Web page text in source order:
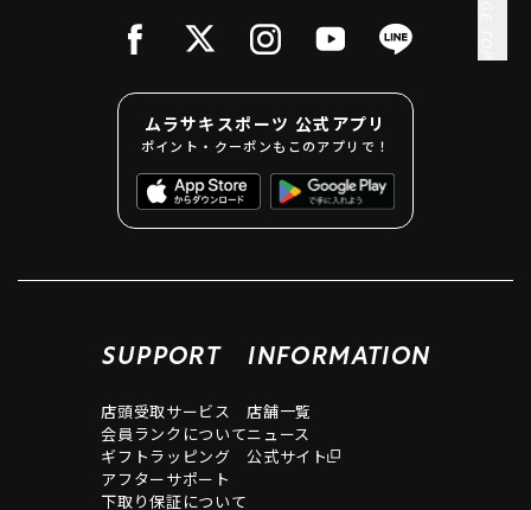
ムラサキスポーツ 公式アプリ
ポイント・クーポンもこのアプリで！
SUPPORT
店頭受取サービス
会員ランクについて
ギフトラッピング
アフターサポート
下取り保証について
INFORMATION
店舗一覧
ニュース
公式サイト